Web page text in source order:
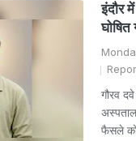
इंदौर
गौरव
फैसले को